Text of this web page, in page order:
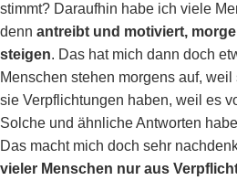
stimmt? Daraufhin habe ich viele
denn antreibt und motiviert,
steigen. Das hat mich dann doch
Menschen stehen morgens auf, weil
sie Verpflichtungen haben, weil es
Solche und ähnliche Antworten
Das macht mich doch sehr
vieler Menschen nur aus